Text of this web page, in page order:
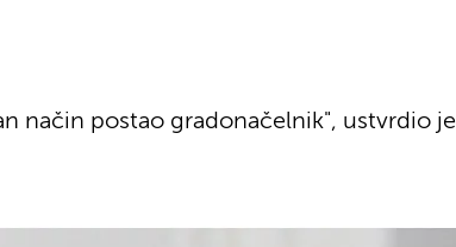
način postao gradonačelnik", ustvrdio je